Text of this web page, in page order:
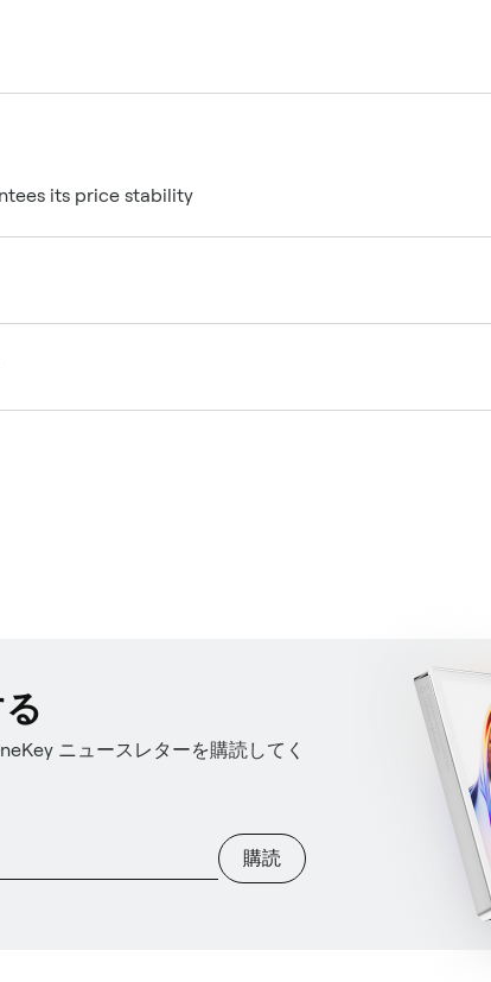
its price stability
ニュースレターを購読してく
購読